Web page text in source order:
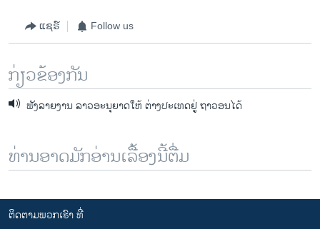
ແຊຣ໌ Follow us
ກ່ຽວຂ້ອງກັນ
ຟັງລາຍງານ ລາວອະນຸຍາດໃຫ້ ຕ່າງປະເທດຢູ່ ຖາວອນໄດ້
ທ່ານອາດມັກອ່ານເລື້ອງນີ້ຕື່ມ
ຕິດຕາມພວກເຮົາ ທີ່